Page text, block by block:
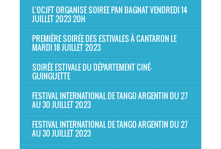
L'OCJFT ORGANISE SOIREE PAN BAGNAT VENDREDI 14
JUILLET 2023 20H
PREMIÈRE SOIRÉE DES ESTIVALES À CANTARON LE
MARDI 18 JUILLET 2023
SOIRÉE ESTIVALE DU DÉPARTEMENT CINÉ-
GUINGUETTE
FESTIVAL INTERNATIONAL DE TANGO ARGENTIN DU 27
AU 30 JUILLET 2023
FESTIVAL INTERNATIONAL DE TANGO ARGENTIN DU 27
AU 30 JUILLET 2023